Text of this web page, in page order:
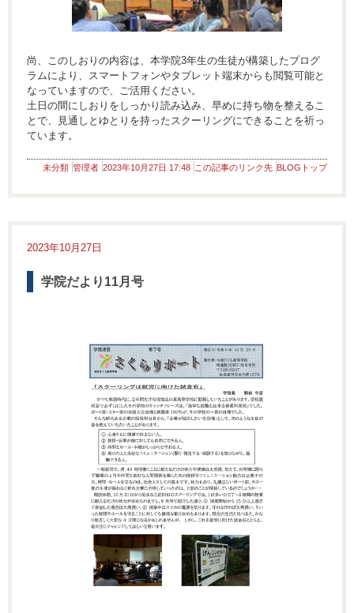
尚、このしおりの内容は、本学院3年生の生徒が構築したプログ
ラムにより、スマートフォンやタブレット端末からも閲覧可能と
なっていますので、ご活用ください。
土日の間にしおりをしっかり読み込み、早めに持ち物を整えるこ
とで、見通しとゆとりを持ったスクーリングにできることを祈っ
ています。
未分類 管理者 2023年10月27日 17:48 この記事のリンク先 BLOGトップ
2023年10月27日
学院だより11月号